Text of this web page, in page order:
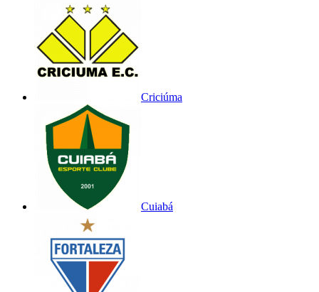
Criciúma
Cuiabá